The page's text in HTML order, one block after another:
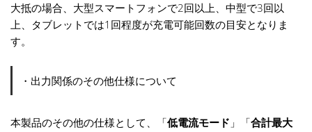
大抵の場合、大型スマートフォンで2回以上、中型で3回以
上、タブレットでは1回程度が充電可能回数の目安となりま
す。
・出力関係のその他仕様について
本製品のその他の仕様として、「低電流モード 」「合計最大